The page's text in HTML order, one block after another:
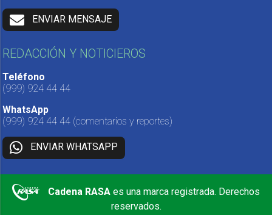
ENVIAR MENSAJE
REDACCIÓN Y NOTICIEROS
Teléfono
(999) 924 44 44
WhatsApp
(999) 924 44 44 (comentarios y reportes)
ENVIAR WHATSAPP
Cadena RASA es una marca registrada. Derechos
reservados.